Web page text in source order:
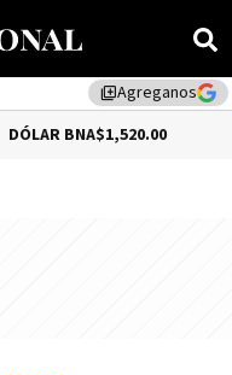
library_addAgreganos
$1,520.00